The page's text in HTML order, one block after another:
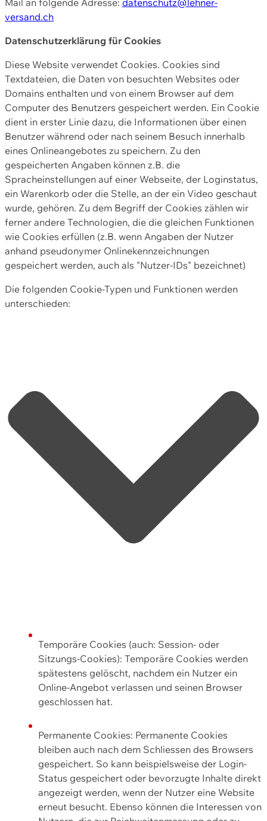
versand.ch
Datenschutzerklärung für Cookies
Diese Website verwendet Cookies. Cookies sind
Textdateien, die Daten von besuchten Websites oder
Domains enthalten und von einem Browser auf dem
Computer des Benutzers gespeichert werden. Ein Cookie
dient in erster Linie dazu, die Informationen über einen
Benutzer während oder nach seinem Besuch innerhalb
eines Onlineangebotes zu speichern. Zu den
gespeicherten Angaben können z.B. die
Spracheinstellungen auf einer Webseite, der Loginstatus,
ein Warenkorb oder die Stelle, an der ein Video geschaut
wurde, gehören. Zu dem Begriff der Cookies zählen wir
ferner andere Technologien, die die gleichen Funktionen
wie Cookies erfüllen (z.B. wenn Angaben der Nutzer
anhand pseudonymer Onlinekennzeichnungen
gespeichert werden, auch als "Nutzer-IDs" bezeichnet)
Die folgenden Cookie-Typen und Funktionen werden
unterschieden:
Temporäre Cookies (auch: Session- oder
Sitzungs-Cookies): Temporäre Cookies werden
spätestens gelöscht, nachdem ein Nutzer ein
Online-Angebot verlassen und seinen Browser
geschlossen hat.
Permanente Cookies: Permanente Cookies
bleiben auch nach dem Schliessen des Browsers
gespeichert. So kann beispielsweise der Login-
Status gespeichert oder bevorzugte Inhalte direkt
angezeigt werden, wenn der Nutzer eine Website
erneut besucht. Ebenso können die Interessen von